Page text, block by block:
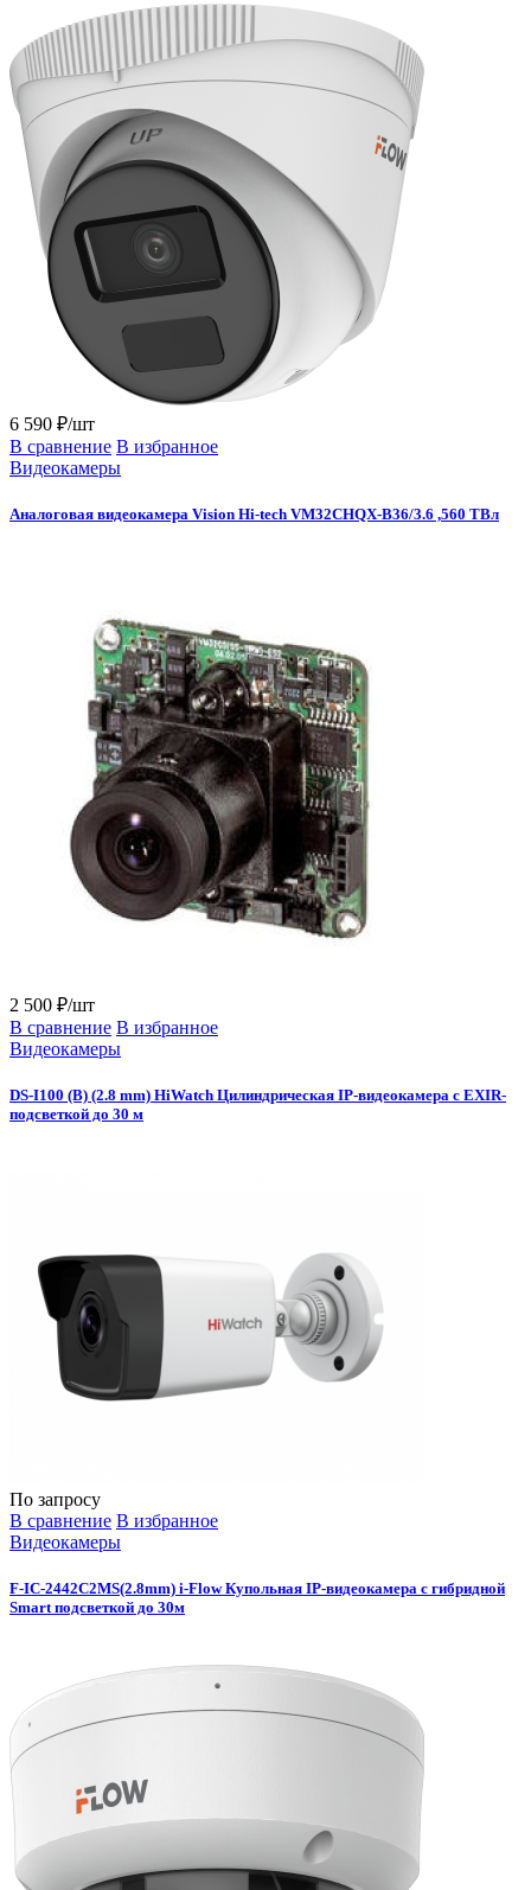
6 590 ₽/шт
В сравнение В избранное
Видеокамеры
Аналоговая видеокамера Vision Hi-tech VM32CHQX-B36/3.6 ,560 ТВл
2 500 ₽/шт
В сравнение В избранное
Видеокамеры
DS-I100 (B) (2.8 mm) HiWatch Цилиндрическая IP-видеокамера с EXIR-
подсветкой до 30 м
По запросу
В сравнение В избранное
Видеокамеры
F-IC-2442C2MS(2.8mm) i-Flow Купольная IP-видеокамера с гибридной
Smart подсветкой до 30м